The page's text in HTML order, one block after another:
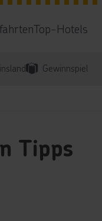
Top-Hotels
Gewinnspiel
Tipps